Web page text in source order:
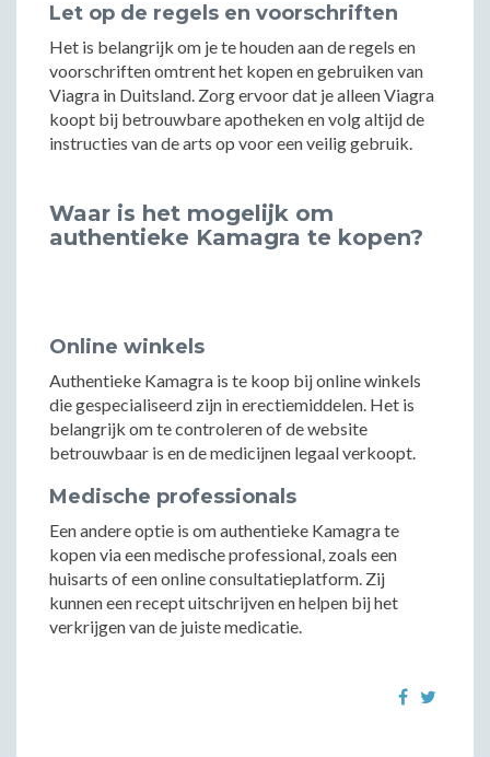
Let op de regels en voorschriften
Het is belangrijk om je te houden aan de regels en
voorschriften omtrent het kopen en gebruiken van
Viagra in Duitsland. Zorg ervoor dat je alleen Viagra
koopt bij betrouwbare apotheken en volg altijd de
instructies van de arts op voor een veilig gebruik.
Waar is het mogelijk om
authentieke Kamagra te kopen?
Online winkels
Authentieke Kamagra is te koop bij online winkels
die gespecialiseerd zijn in erectiemiddelen. Het is
belangrijk om te controleren of de website
betrouwbaar is en de medicijnen legaal verkoopt.
Medische professionals
Een andere optie is om authentieke Kamagra te
kopen via een medische professional, zoals een
huisarts of een online consultatieplatform. Zij
kunnen een recept uitschrijven en helpen bij het
verkrijgen van de juiste medicatie.